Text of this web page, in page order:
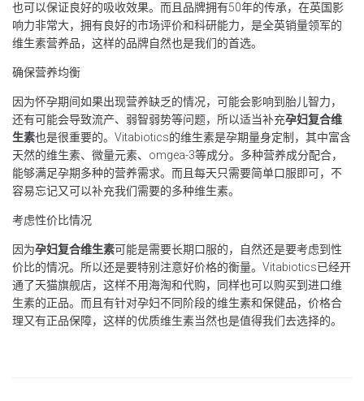
也可以保证良好的吸收效果。而且品牌拥有50年的传承，在英国影
响力非常大，拥有良好的市场评价和科研能力，是全英销量领军的
维生素营养品，这样的品牌自然也是我们的首选。
确保营养均衡
因为怀孕期间如果出现营养缺乏的情况，可能会影响到胎儿智力，
还有可能会导致流产、弱智弱势等问题，所以适当补充孕妇复合维
生素也是很重要的。Vitabiotics的维生素是孕期量身定制，其中富含
天然的维生素、微量元素、omgea-3等成分。多种营养成分配合，
能够满足孕期多种的营养需求。而且每天只需要简单口服即可，不
容易忘记又可以补充我们需要的多种维生素。
考虑性价比情况
因为孕妇复合维生素可能是需要长期口服的，自然还是要考虑到性
价比的情况。所以还是要特别注意好价格的衡量。Vitabiotics已经开
通了天猫旗舰店，这样不用海淘和代购，同样也可以购买到进口维
生素的正品。而且有针对孕妇不同阶段的维生素和保健品，价格合
理又有正品保障，这样的优质维生素当然也是值得我们去选择的。